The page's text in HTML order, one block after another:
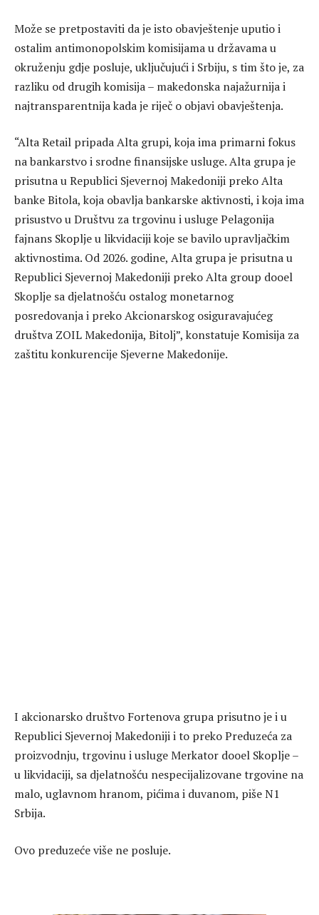
Može se pretpostaviti da je isto obavještenje uputio i
ostalim antimonopolskim komisijama u državama u
okruženju gdje posluje, uključujući i Srbiju, s tim što je, za
razliku od drugih komisija – makedonska najažurnija i
najtransparentnija kada je riječ o objavi obavještenja.
“Alta Retail pripada Alta grupi, koja ima primarni fokus
na bankarstvo i srodne finansijske usluge. Alta grupa je
prisutna u Republici Sjevernoj Makedoniji preko Alta
banke Bitola, koja obavlja bankarske aktivnosti, i koja ima
prisustvo u Društvu za trgovinu i usluge Pelagonija
fajnans Skoplje u likvidaciji koje se bavilo upravljačkim
aktivnostima. Od 2026. godine, Alta grupa je prisutna u
Republici Sjevernoj Makedoniji preko Alta group dooel
Skoplje sa djelatnošću ostalog monetarnog
posredovanja i preko Akcionarskog osiguravajućeg
društva ZOIL Makedonija, Bitolj”, konstatuje Komisija za
zaštitu konkurencije Sjeverne Makedonije.
I akcionarsko društvo Fortenova grupa prisutno je i u
Republici Sjevernoj Makedoniji i to preko Preduzeća za
proizvodnju, trgovinu i usluge Merkator dooel Skoplje –
u likvidaciji, sa djelatnošću nespecijalizovane trgovine na
malo, uglavnom hranom, pićima i duvanom, piše N1
Srbija.
Ovo preduzeće više ne posluje.